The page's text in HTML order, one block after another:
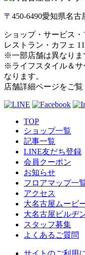
〒450-6490愛知県名古
ショップ・サービス・
レストラン・カフェ
※一部店舗は異なりま
※ライフスタイル＆サ
なります。
店舗詳細ページをご覧
TOP
ショップ一覧
記事一覧
LINE友だち登録
会員クーポン
お知らせ
フロアマップ一
アクセス
大名古屋ムービ
大名古屋ビルヂ
スタッフ募集
よくあるご質問
サイトのご利用